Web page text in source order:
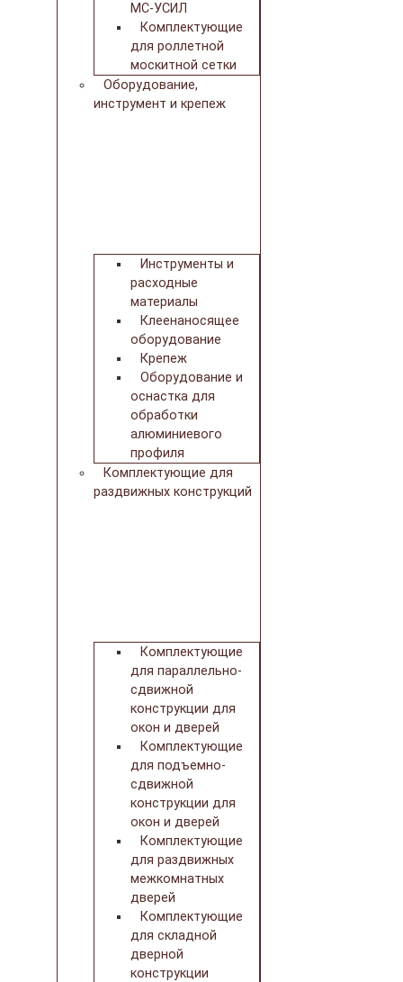
МС-УСИЛ
Комплектующие
для роллетной
москитной сетки
Оборудование,
инструмент и крепеж
Инструменты и
расходные
материалы
Клеенаносящее
оборудование
Крепеж
Оборудование и
оснастка для
обработки
алюминиевого
профиля
Комплектующие для
раздвижных конструкций
Комплектующие
для параллельно-
сдвижной
конструкции для
окон и дверей
Комплектующие
для подъемно-
сдвижной
конструкции для
окон и дверей
Комплектующие
для раздвижных
межкомнатных
дверей
Комплектующие
для складной
дверной
конструкции